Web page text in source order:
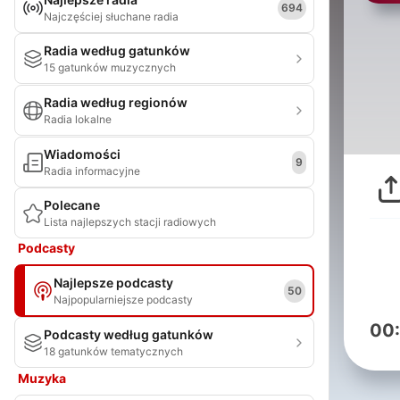
Najczęściej słuchane radia
694
Radia według gatunków
15 gatunków muzycznych
Radia według regionów
Radia lokalne
Wiadomości
Radia informacyjne
9
Polecane
Lista najlepszych stacji radiowych
Podcasty
Najlepsze podcasty
Najpopularniejsze podcasty
50
Podcasty według gatunków
18 gatunków tematycznych
Muzyka